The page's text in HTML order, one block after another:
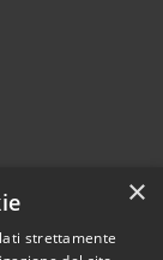
×
strettamente